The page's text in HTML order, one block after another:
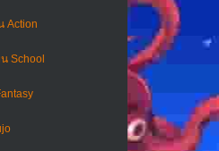
Action
School